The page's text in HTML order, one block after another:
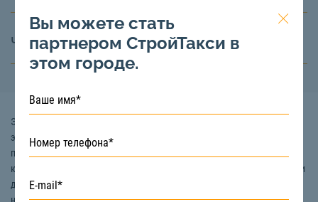
Что такое СтройТакси?
Экскаватор-погрузчик – это специальная техника, оснащенная
экскаваторным и ковшовым погрузочным оборудованием,
позволяющим качественно и быстро выполнять ряд строительных,
карьерных, промышленных, сельскохозяйственных, коммунальных и
других видов работ. Аренда экскаватора-погрузчика особенно
Вы можете стать
партнером СтройТакси в
этом городе.